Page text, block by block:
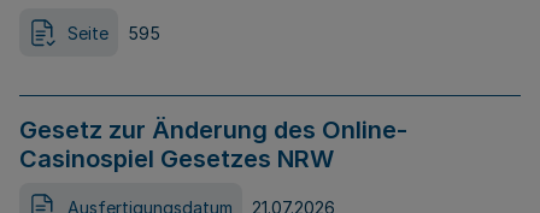
Seite 595
Gesetz zur Änderung des Online-
Casinospiel Gesetzes NRW
Ausfertigungsdatum 21.07.2026